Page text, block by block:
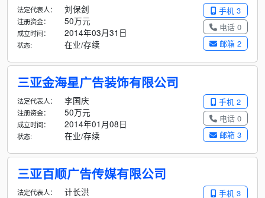
手机 3
电话 0
邮箱 2
法定代表人： 刘保剑
注册资金： 50万元
成立时间： 2014年03月31日
状态: 在业/存续
三亚金海星广告装饰有限公司
手机 2
电话 0
邮箱 3
法定代表人： 李国庆
注册资金： 50万元
成立时间： 2014年01月08日
状态: 在业/存续
三亚百顺广告传媒有限公司
手机 3
法定代表人：
计长洪